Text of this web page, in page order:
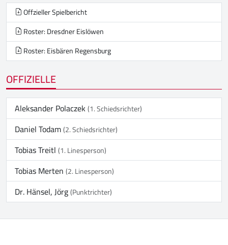
Offzieller Spielbericht
Roster: Dresdner Eislöwen
Roster: Eisbären Regensburg
OFFIZIELLE
Aleksander Polaczek(1. Schiedsrichter)
Daniel Todam(2. Schiedsrichter)
Tobias Treitl(1. Linesperson)
Tobias Merten(2. Linesperson)
Dr. Hänsel, Jörg(Punktrichter)